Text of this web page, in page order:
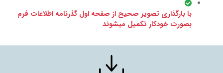
با بارگذاری تصویر صحیح از صفحه اول گذرنامه اطلاعات فرم
بصورت خودکار تکمیل میشوند